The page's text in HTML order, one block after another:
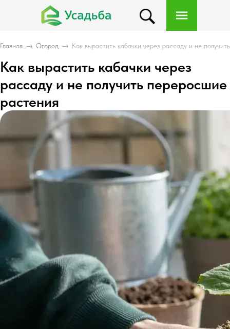
Главная → Огород → Как вырастить кабачки через рассаду и не
Как вырастить кабачки через
рассаду и не получить переросшие
растения